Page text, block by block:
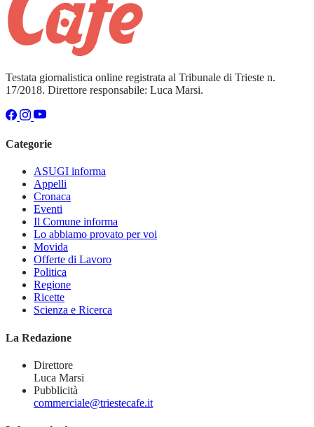
Testata giornalistica online registrata al Tribunale di Trieste n.
17/2018. Direttore responsabile: Luca Marsi.
Categorie
ASUGI informa
Appelli
Cronaca
Eventi
Il Comune informa
Lo abbiamo provato per voi
Movida
Offerte di Lavoro
Politica
Regione
Ricette
Scienza e Ricerca
La Redazione
Direttore
Luca Marsi
Pubblicità
commerciale@triestecafe.it